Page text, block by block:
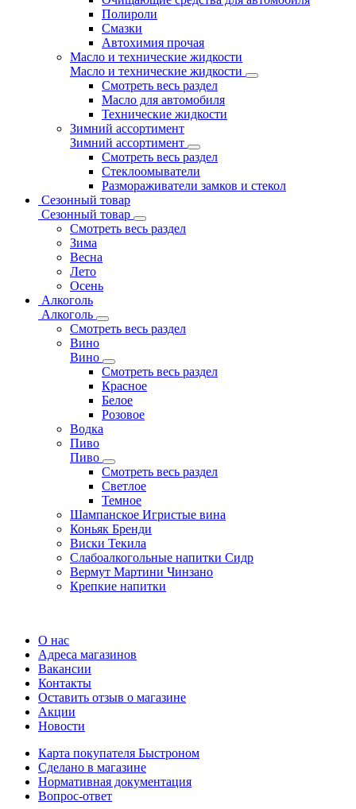
Полироли
Смазки
Автохимия прочая
Масло и технические жидкости
Масло и технические жидкости
Смотреть весь раздел
Масло для автомобиля
Технические жидкости
Зимний ассортимент
Зимний ассортимент
Смотреть весь раздел
Стеклоомыватели
Размораживатели замков и стекол
Сезонный товар
Сезонный товар
Смотреть весь раздел
Зима
Весна
Лето
Осень
Алкоголь
Алкоголь
Смотреть весь раздел
Вино
Вино
Смотреть весь раздел
Красное
Белое
Розовое
Водка
Пиво
Пиво
Смотреть весь раздел
Cветлое
Темное
Шампанское Игристые вина
Коньяк Бренди
Виски Текила
Слабоалкогольные напитки Сидр
Вермут Мартини Чинзано
Крепкие напитки
О нас
Адреса магазинов
Вакансии
Контакты
Оставить отзыв о магазине
Акции
Новости
Карта покупателя Быстроном
Сделано в магазине
Нормативная документация
Вопрос-ответ